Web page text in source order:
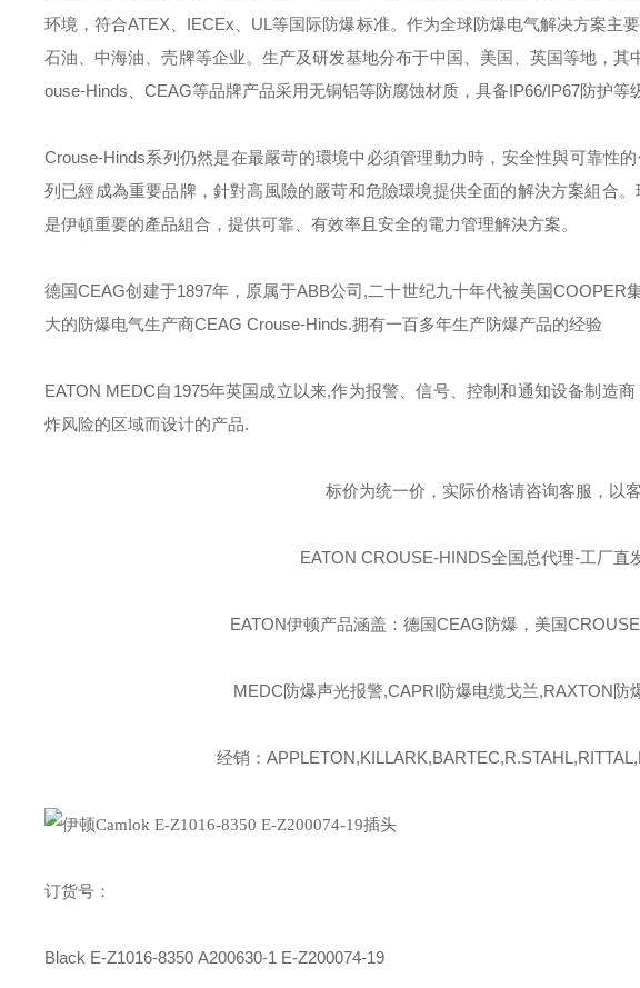
环境，符合ATEX IECEx UL等国际防爆标准。作为全球防爆电气解决方案主
石油、中海油、壳牌等企业。生产及研发基地分布于中国、美国、英国等地，
ouse-Hinds
CEAG等品牌产品采用无铜铝等防腐蚀材质，具备IP66/IP67防护等
Crouse-Hinds系列仍然是在最嚴苛的環境中必須管理動力時，安全性與可靠性
列已經成為重要品牌，針對高風險的嚴苛和危險環境提供全面的解決方案組合
是伊頓重要的產品組合，提供可靠、有效率且安全的電力管理解決方案。
德国CEAG创建于1897年，原属于ABB公司,二十世纪九十年代被美国COOPER
大的防爆电气生产商CEAG Crouse-Hinds.拥有一百多年生产防爆产品的经验
EATON MEDC自 1975年英国成立以来,作为报警、信号、控制和通知设备制造
炸风险的区域而设计的产品.
标价为统一价，实际价格请咨询客服，以
EATON CROUSE-HINDS全国总代理-工厂直
EATON伊顿产品涵盖：德国CEAG防爆，美国
MEDC防爆声光报警,CAPRI防爆电缆戈兰,RAXTON防
经销：
订货号：
Black E-Z1016-8350 A200630-1 E-Z200074-19